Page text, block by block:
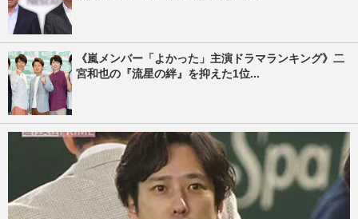
《嵐メンバー「よかった」主演ドラマランキング》二
宮和也の『流星の絆』を抑えた1位...